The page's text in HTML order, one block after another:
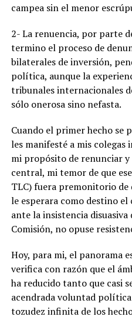
campea sin el menor
2- La renuencia, por parte
termino el proceso de
bilaterales de inversión,
política, aunque la
tribunales internacionales
sólo onerosa sino nefasta.
Cuando el primer hecho se
les manifesté a mis
mi propósito de renunciar
central, mi temor de que
TLC) fuera premonitorio
le esperara como destino el
ante la insistencia disuasiva
Comisión, no opuse
Hoy, para mi, el panorama
verifica con razón que el
ha reducido tanto que casi
acendrada voluntad
tozudez infinita de los